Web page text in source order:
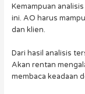
Kemampuan
ini. AO harus
dan klien.
Dari hasil analisis
Akan rentan
membaca keadaan